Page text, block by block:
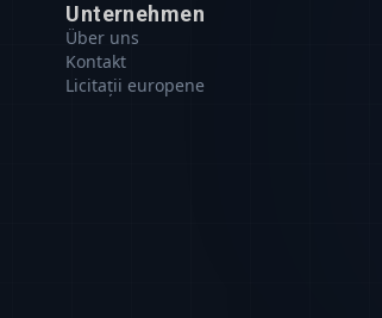
Unternehmen
Über uns
Kontakt
Licitații europene